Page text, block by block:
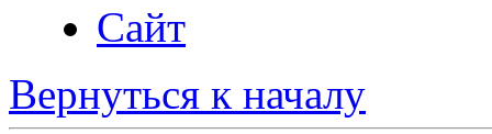
Сайт
Вернуться к началу